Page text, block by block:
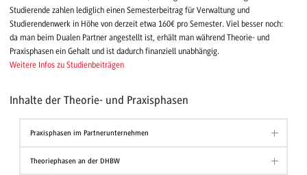
Studierende zahlen lediglich einen Semesterbeitrag für Verwaltung und
Studierendenwerk in Höhe von derzeit etwa 160€ pro Semester. Viel besser noch:
da man beim Dualen Partner angestellt ist, erhält man während Theorie- und
Praxisphasen ein Gehalt und ist dadurch finanziell unabhängig.
Weitere Infos zu Studienbeiträgen
Inhalte der Theorie- und Praxisphasen
Praxisphasen im Partnerunternehmen
Theoriephasen an der DHBW